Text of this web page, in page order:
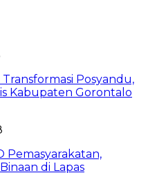
Posyandu,
Kabupaten Gorontalo
Pemasyarakatan,
di Lapas